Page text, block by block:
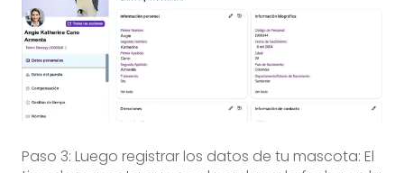
Paso 3: Luego registrar los datos de tu mascota: El